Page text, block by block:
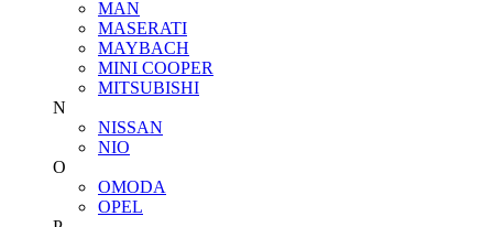
MAN
MASERATI
MAYBACH
MINI COOPER
MITSUBISHI
N
NISSAN
NIO
O
OMODA
OPEL